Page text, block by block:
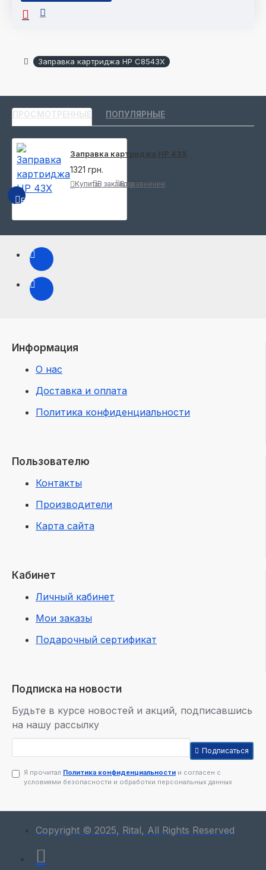
Заправка картриджа HP C8543X
ПРОСМОТРЕННЫЕ ПОПУЛЯРНЫЕ
БЫСТРЫЙ ПРОСМОТР
Заправка картриджа HP 43X
1321 грн.
КупитьВ закладкиВ сравнение
Информация
О нас
Доставка и оплата
Политика конфиденциальности
Пользователю
Контакты
Производители
Карта сайта
Кабинет
Личный кабинет
Мои заказы
Подарочный сертификат
Подписка на новости
Будьте в курсе новостей и акций, подписавшись
на нашу рассылку
Подписаться
Я прочитал Политика конфиденциальности и согласен с
условиями безопасности и обработки персональных данных
Copyright © 2025, Rital, All Rights Reserved